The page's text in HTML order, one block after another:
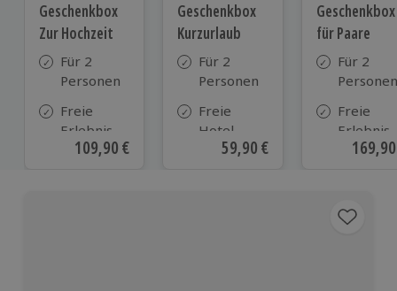
Geschenkbox
Zur Hochzeit
Für 2
Personen
Freie
Erlebnis-
Auswahl
Aktueller Preis
109,90 €
Geschenkbox
Kurzurlaub
Für 2
Personen
Freie
Hotel-
Auswahl
Aktueller Preis
59,90 €
Geschenkbox
für Paare
Für 2
Personen
Freie
Erlebnis-
Auswahl